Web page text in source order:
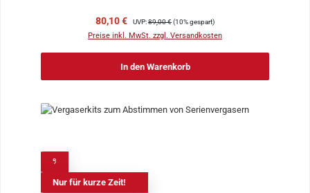
Verkaufspreis:
80,10 € Regulärer Preis:
UVP:89,00 €(10% gespart)
Preise inkl. MwSt. zzgl. Versandkosten
In den Warenkorb
Nur für kurze Zeit!